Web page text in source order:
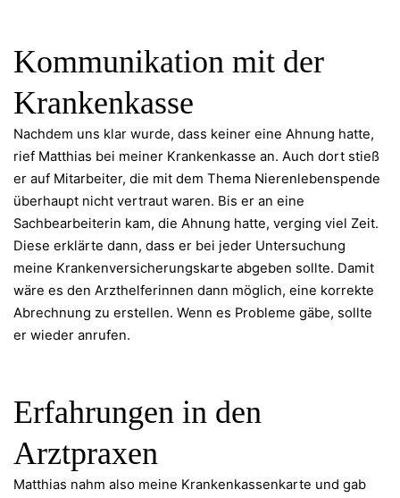
Kommunikation mit der
Krankenkasse
Nachdem uns klar wurde, dass keiner eine Ahnung hatte,
rief Matthias bei meiner Krankenkasse an. Auch dort stieß
er auf Mitarbeiter, die mit dem Thema Nierenlebenspende
überhaupt nicht vertraut waren. Bis er an eine
Sachbearbeiterin kam, die Ahnung hatte, verging viel Zeit.
Diese erklärte dann, dass er bei jeder Untersuchung
meine Krankenversicherungskarte abgeben sollte. Damit
wäre es den Arzthelferinnen dann möglich, eine korrekte
Abrechnung zu erstellen. Wenn es Probleme gäbe, sollte
er wieder anrufen.
Erfahrungen in den
Arztpraxen
Matthias nahm also meine Krankenkassenkarte und gab